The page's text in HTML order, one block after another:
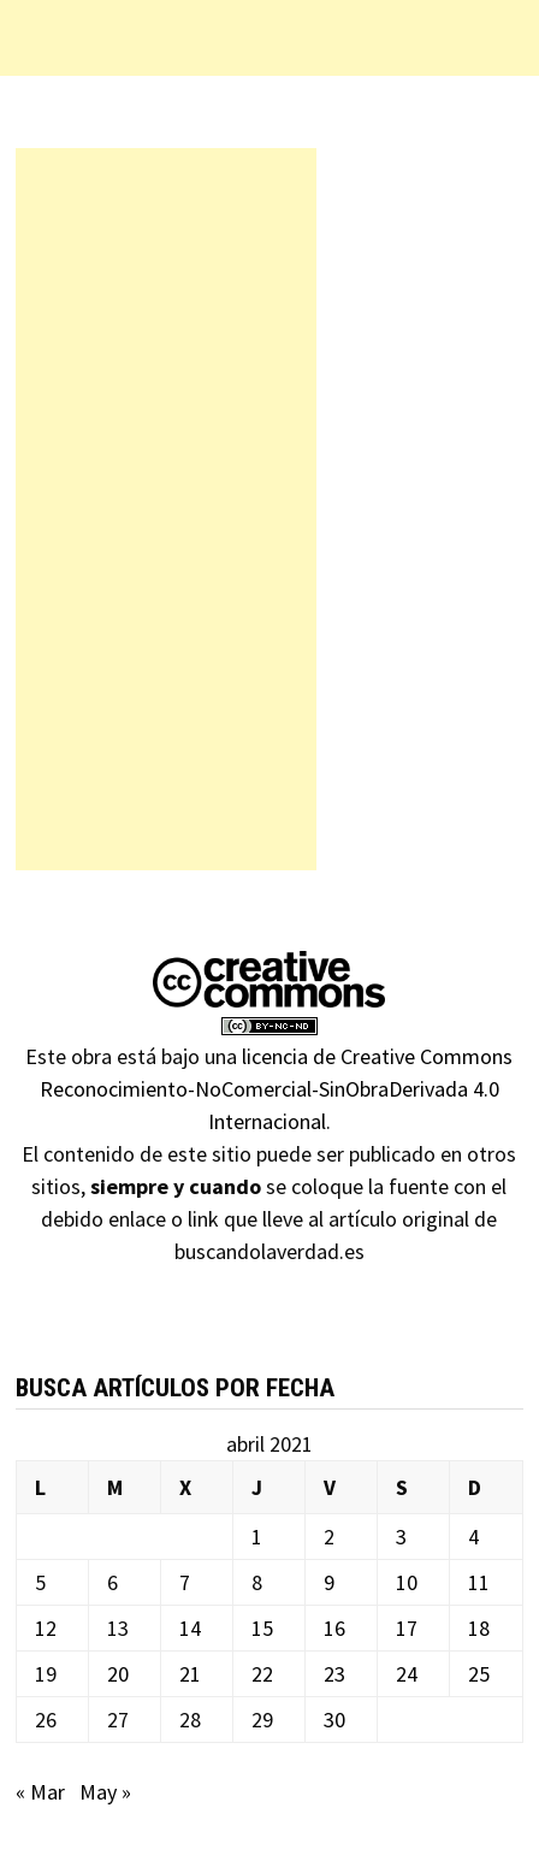
Este obra está bajo una licencia de Creative Commons
Reconocimiento-NoComercial-SinObraDerivada 4.0
Internacional.
El contenido de este sitio puede ser publicado en otros
sitios,siempre y cuandose coloque la fuente con el
debido enlace o link que lleve al artículo original de
buscandolaverdad.es
BUSCA ARTÍCULOS POR FECHA
abril 2021
L
M X J V S
D
1
2 3
4
5
6 7 8 9 10
11
12
13 14 15 16 17
18
19
20 21 22 23 24
25
26
27 28 29 30
« Mar May »